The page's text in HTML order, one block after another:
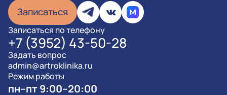
Записаться
Записаться по телефону
+7 (3952) 43-50-28
Задать вопрос
admin@artroklinika.ru
Режим работы
пн–пт 9:00–20:00